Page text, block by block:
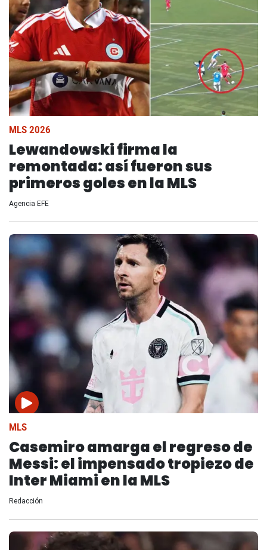
MLS 2026
Lewandowski firma la
remontada: así fueron sus
primeros goles en la MLS
Agencia EFE
MLS
Casemiro amarga el regreso de
Messi: el impensado tropiezo de
Inter Miami en la MLS
Redacción